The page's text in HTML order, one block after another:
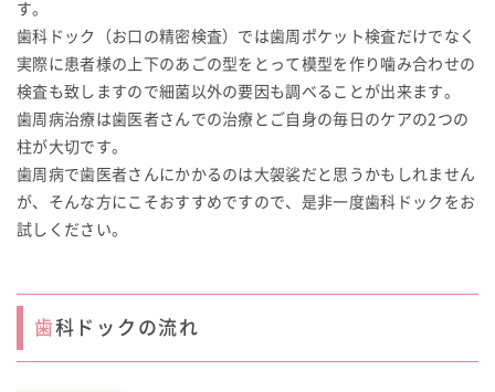
す。
歯科ドック（お口の精密検査）では歯周ポケット検査だけでなく
実際に患者様の上下のあごの型をとって模型を作り噛み合わせの
検査も致しますので細菌以外の要因も調べることが出来ます。
歯周病治療は歯医者さんでの治療とご自身の毎日のケアの2つの
柱が大切です。
歯周病で歯医者さんにかかるのは大袈裟だと思うかもしれません
が、そんな方にこそおすすめですので、是非一度歯科ドックをお
試しください。
歯科ドックの流れ